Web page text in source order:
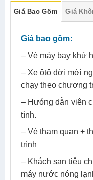
Giá Bao Gồm Giá
Giá bao gồm:
– Vé máy bay khứ
– Xe ôtô đời mới
chạy theo chương
– Hưóng dẫn viên
tình.
– Vé tham quan +
trình
– Khách sạn tiêu
máy nước nóng